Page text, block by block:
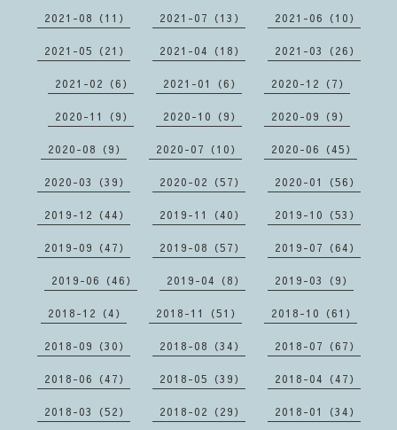
2021-08（11） 2021-07（13） 2021-06（10）
2021-05（21） 2021-04（18） 2021-03（26）
2021-02（6） 2021-01（6） 2020-12（7）
2020-11（9） 2020-10（9） 2020-09（9）
2020-08（9） 2020-07（10） 2020-06（45）
2020-03（39） 2020-02（57） 2020-01（56）
2019-12（44） 2019-11（40） 2019-10（53）
2019-09（47） 2019-08（57） 2019-07（64）
2019-06（46） 2019-04（8） 2019-03（9）
2018-12（4） 2018-11（51） 2018-10（61）
2018-09（30） 2018-08（34） 2018-07（67）
2018-06（47） 2018-05（39） 2018-04（47）
2018-03（52） 2018-02（29） 2018-01（34）